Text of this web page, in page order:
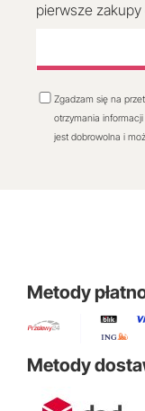
pierwsze
Zgadzam się na
otrzymania
jest dobrowolna i
Metody
Metody